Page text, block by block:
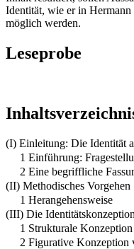
Identität, wie er in
möglich werden.
Leseprobe
(I) Einleitung: Die Identität
1 Einführung:
2 Eine begriffliche
(II) Methodisches Vorgehen
1 Herangehensweise
(III) Die
1 Strukturale Konzeption
2 Figurative Konzeption